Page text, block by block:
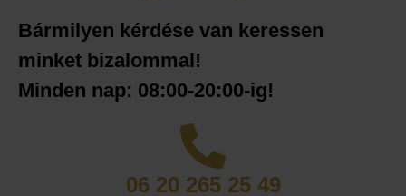
Bármilyen kérdése van keressen
minket bizalommal!
Minden nap: 08:00-20:00-ig!
06 20 265 25 49